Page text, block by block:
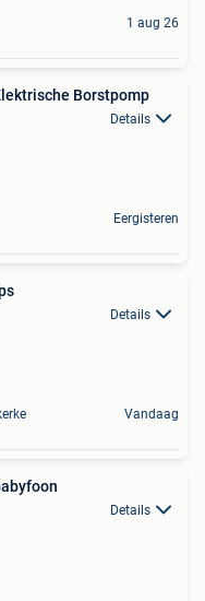
1 aug 26
Borstpomp
Details
Eergisteren
Details
Vandaag
Details